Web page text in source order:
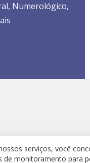
Numerológico,